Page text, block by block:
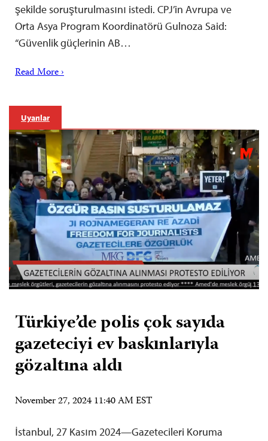
şekilde soruşturulmasını istedi. CPJ’in Avrupa ve
Orta Asya Program Koordinatörü Gulnoza Said:
“Güvenlik güçlerinin AB…
Read More ›
Uyarılar
Türkiye’de polis çok sayıda
gazeteciyi ev baskınlarıyla
gözaltına aldı
November 27, 2024 11:40 AM EST
İstanbul, 27 Kasım 2024—Gazetecileri Koruma